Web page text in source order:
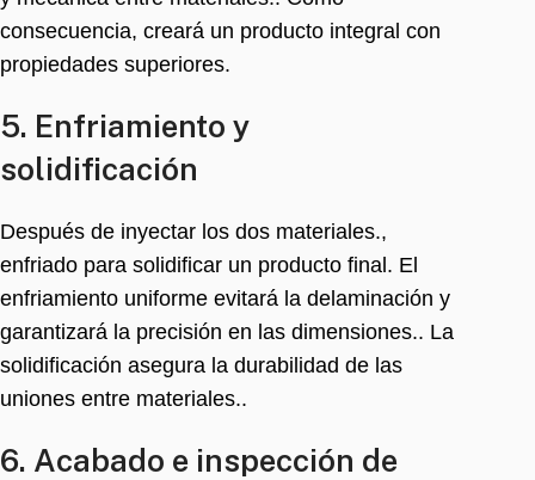
consecuencia, creará un producto integral con
propiedades superiores.
5. Enfriamiento y
solidificación
Después de inyectar los dos materiales.,
enfriado para solidificar un producto final. El
enfriamiento uniforme evitará la delaminación y
garantizará la precisión en las dimensiones.. La
solidificación asegura la durabilidad de las
uniones entre materiales..
6. Acabado e inspección de